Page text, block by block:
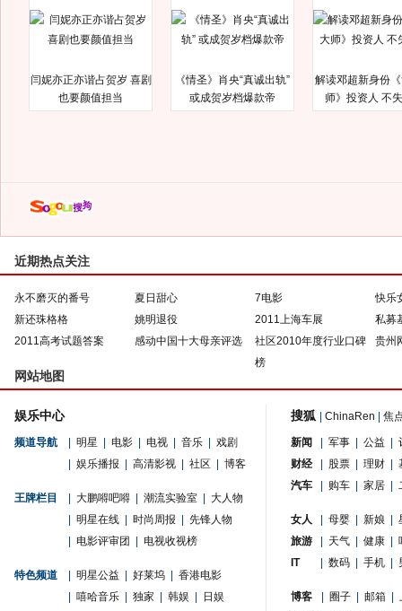
闫妮亦正亦谐占贺岁 喜剧
也要颜值担当
《情圣》肖央“真诚出轨”
或成贺岁档爆款帝
解读邓超新身份
师》投资人 不
近期热点关注
永不磨灭的番号 夏日甜心 7电影
快乐
新还珠格格
姚明退役 2011上海车展
私募
2011高考试题答案
感动中国十大母亲评选
社区2010年度行业口碑
榜
贵州
网站地图
娱乐中心
频道导航 明星 电影 电视 音乐
戏剧
娱乐播报 高清影视 社区 博客
王牌栏目 大鹏嘚吧嘚 潮流实验室
大人物
明星在线 时尚周报
先锋人物
电影评审团 电视收视榜
特色频道 明星公益 好莱坞
香港电影
嘻哈音乐 独家 韩娱 日娱
搜狐 ChinaRen 焦
新闻 军事 公益
财经
股票 理财
汽车
购车 家居
女人 母婴 新娘
旅游
天气 健康
IT
数码 手机
博客 圈子 邮箱